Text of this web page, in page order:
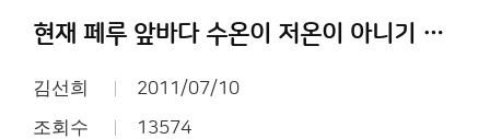
현재 페루 앞바다 수온이 저온이 아니기 때문에
김선희 2011/07/10
조회수 13574